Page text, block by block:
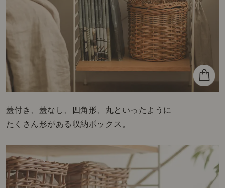
蓋付き、蓋なし、四角形、丸といったように
たくさん形がある収納ボックス。